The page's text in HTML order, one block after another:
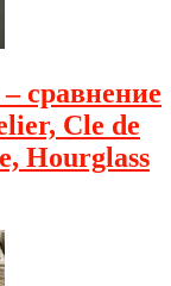
сравнение
Cle de
Hourglass